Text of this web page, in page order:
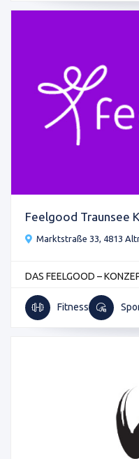
Feelgood Traunsee
Marktstraße 33, 4813
DAS FEELGOOD –
Fitness